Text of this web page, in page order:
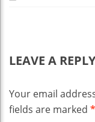
LEAVE A REPLY
Your email
fields are marked *